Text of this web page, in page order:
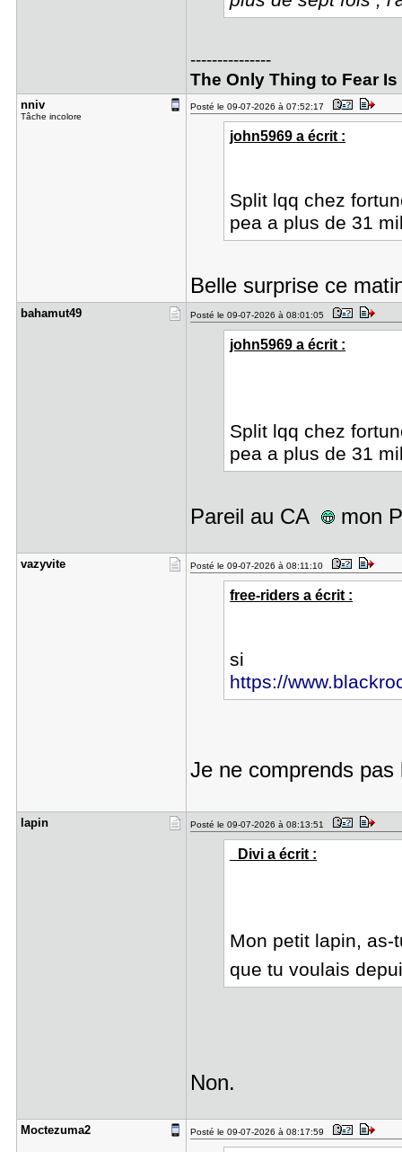
---------------
The Only Thing to Fear Is
nniv
Tâche incolore
Posté le 09-07-2026 à 07:52:17
john5969 a écrit :
Split lqq chez
pea a plus de 31
Belle surprise ce
bahamut49 Posté le 09-07-2026 à 08:01:05
john5969 a écrit :
Split lqq chez
pea a plus de 31
Pareil au CA mon
vazyvite Posté le 09-07-2026 à 08:11:10
free-riders a écrit :
si
https://
Je ne comprends
lapin Posté le 09-07-2026 à 08:13:51
_Divi a écrit :
Mon petit lapin, as-
que tu voulais
Non.
Moctezuma2 Posté le 09-07-2026 à 08:17:59